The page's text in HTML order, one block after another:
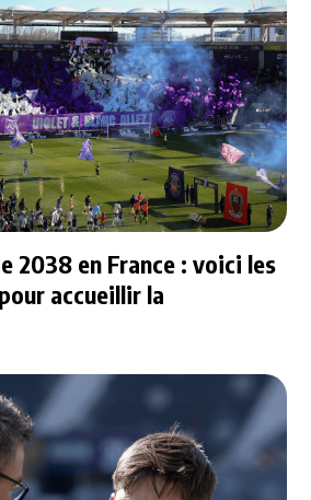
2038 en France : voici les
accueillir la